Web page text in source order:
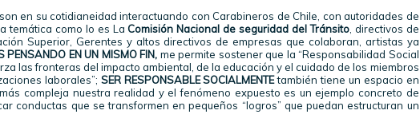
en su cotidianeidad interactuando con Carabineros de Chile, con autoridades de
temática como lo es LaComisión Nacional de seguridad del Tránsito, directivos de
Superior, Gerentes y altos directivos de empresas que colaboran, artistas ya
PENSANDO EN UN MISMO FIN, me permite sostener que la “Responsabilidad Social
las fronteras del impacto ambiental, de la educación y el cuidado de los miembros
laborales”; SER RESPONSABLE SOCIALMENTEtambién tiene un espacio en
compleja nuestra realidad y el fenómeno expuesto es un ejemplo concreto de
conductas que se transformen en pequeños “logros” que puedan estructuran un